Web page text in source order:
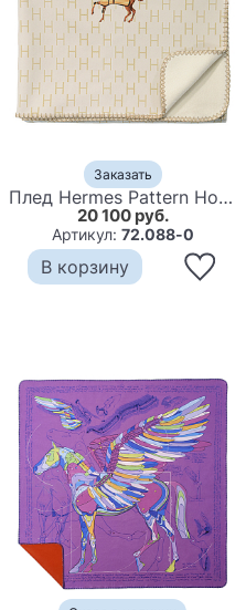
Заказать
Плед Hermes Pattern Horse Plaid
20 100 руб.
Артикул: 72.088-0
В корзину